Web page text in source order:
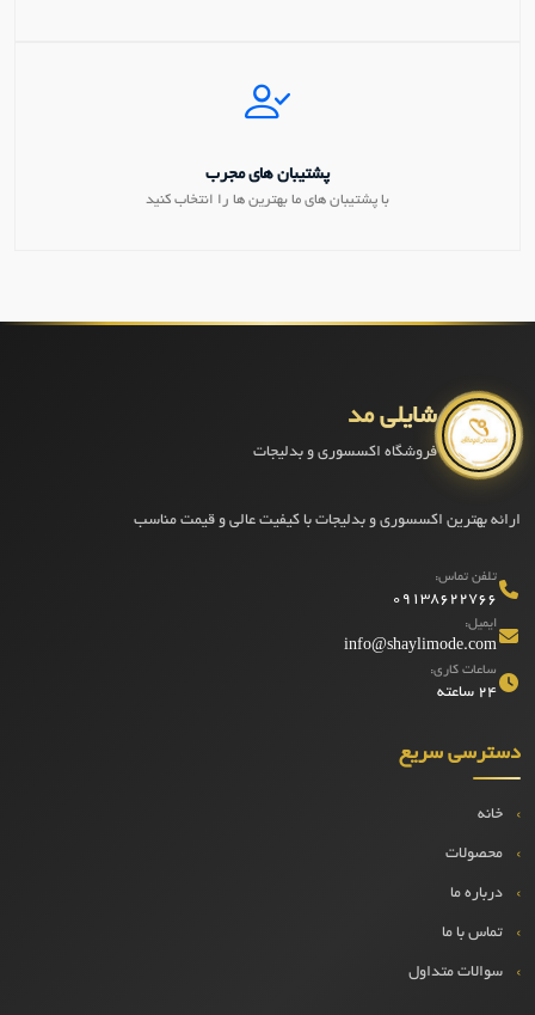
پشتیبان های مجرب
با پشتیبان های ما بهترین ها را انتخاب کنید
شایلی مد
فروشگاه اکسسوری و بدلیجات
ارائه بهترین اکسسوری و بدلیجات با کیفیت عالی و قیمت مناسب
تلفن تماس:
09138622766
ایمیل:
info@shaylimode.com
ساعات کاری:
۲۴ ساعته
دسترسی سریع
خانه
محصولات
درباره ما
تماس با ما
سوالات متداول